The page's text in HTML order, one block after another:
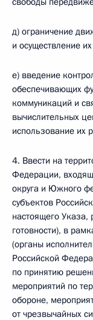
д) ограничение
и осуществление
е) введение
обеспечивающих
коммуникаций и
вычислительных
использование их
4. Ввести на
Федерации,
округа и Южного
субъектов
настоящего
готовности), в
(органы
Российской
по принятию
мероприятий по
обороне,
от чрезвычайных